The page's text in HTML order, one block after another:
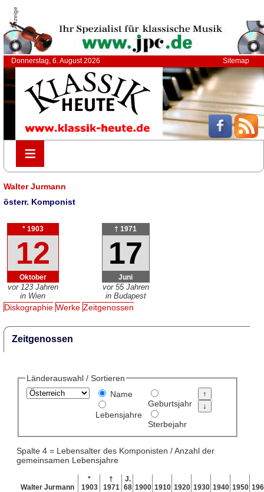
Anzeige
Donnerstag, 6. August 2026 Sitemap
≡
≡
Walter Jurmann
österr. Komponist
* 1903
12
Oktober
vor 123 Jahren
in Wien
† 1971
17
Juni
vor 55 Jahren
in Budapest
Diskographie Werke Zeitgenossen
Zeitgenossen
Länderauswahl / Sortieren
Name
Lebensjahre
Geburtsjahr
Sterbejahr
Spalte 4 = Lebensalter des Komponisten / Anzahl der
gemeinsamen Lebensjahre
Walter Jurmann
*
1903
†
1971
J.
68 1900 1910 1920 1930 1940 1950